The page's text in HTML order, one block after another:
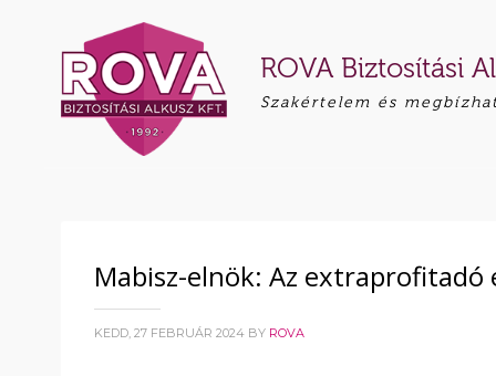
ROVA Biztosítási
Szakértelem és
Mabisz-elnök: Az
KEDD, 27 FEBRUÁR 2024 BY ROVA